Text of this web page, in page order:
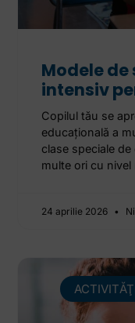
Modele
intensiv
Copilul tău se
educațională a
clase speciale
multe ori cu
24 aprilie 2026